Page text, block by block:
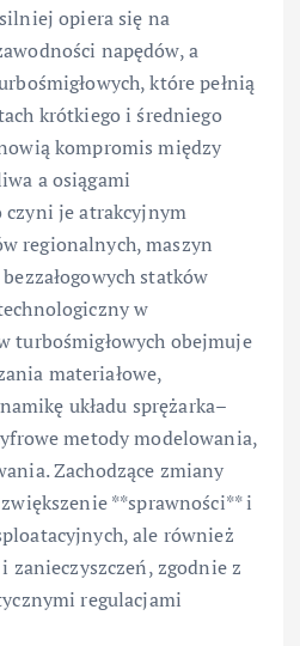
opiera się na
napędów, a
które pełnią
krótkiego i średniego
kompromis między
a osiągami
czyni je atrakcyjnym
regionalnych, maszyn
statków
w
turbośmigłowych obejmuje
materiałowe,
układu sprężarka–
metody modelowania,
Zachodzące zmiany
**sprawności** i
ale również
zanieczyszczeń, zgodnie z
regulacjami